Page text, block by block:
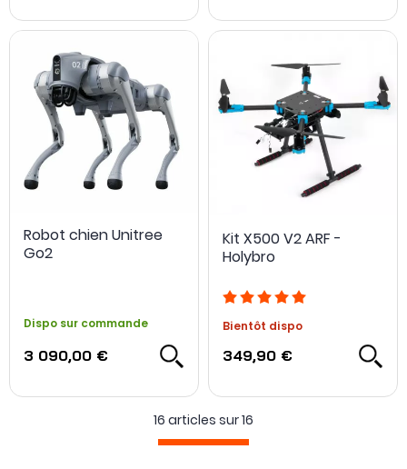
Robot chien Unitree
Go2
Dispo sur commande
3 090,00 €
Kit X500 V2 ARF -
Holybro
Bientôt dispo
349,90 €
16 articles sur16